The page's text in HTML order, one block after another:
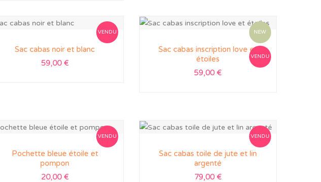
VENDU
Sac cabas noir et blanc
59,00 €
NEW
VENDU
Sac cabas inscription love et
étoiles
59,00 €
VENDU
Pochette bleue étoile et
pompon
20,00 €
VENDU
Sac cabas toile de jute et lin
argenté
79,00 €